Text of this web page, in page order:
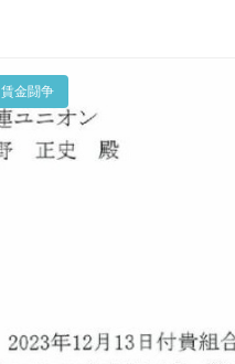
賃金闘争